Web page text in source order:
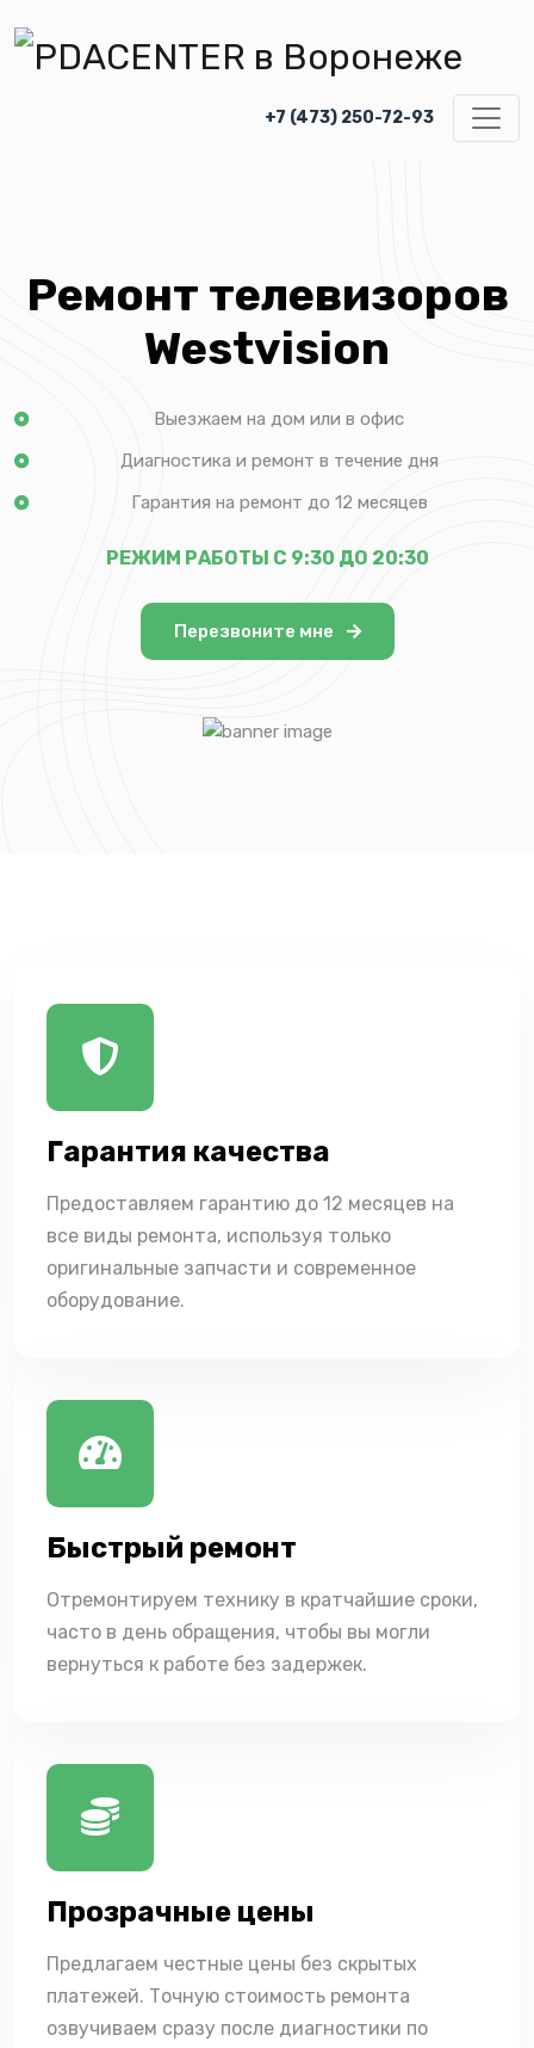
+7 (473) 250-72-93
Ремонт телевизоров
Westvision
Выезжаем на дом или в офис
Диагностика и ремонт в течение дня
Гарантия на ремонт до 12 месяцев
РЕЖИМ РАБОТЫ С 9:30 ДО 20:30
Перезвоните мне
Гарантия качества
Предоставляем гарантию до 12 месяцев на
все виды ремонта, используя только
оригинальные запчасти и современное
оборудование.
Быстрый ремонт
Отремонтируем технику в кратчайшие сроки,
часто в день обращения, чтобы вы могли
вернуться к работе без задержек.
Прозрачные цены
Предлагаем честные цены без скрытых
платежей. Точную стоимость ремонта
озвучиваем сразу после диагностики по